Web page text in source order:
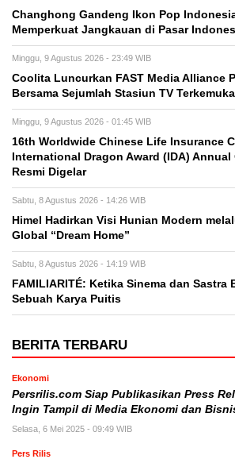
Changhong Gandeng Ikon Pop
Memperkuat Jangkauan di Pasar
Minggu, 9 Agustus 2026 - 23:49 WIB
Coolita Luncurkan FAST Media Alliance
Bersama Sejumlah Stasiun TV Terkemuka
Minggu, 9 Agustus 2026 - 01:45 WIB
16th Worldwide Chinese Life Insurance
International Dragon Award (IDA) Annual
Resmi Digelar
Sabtu, 8 Agustus 2026 - 14:26 WIB
Himel Hadirkan Visi Hunian Modern
Global “Dream Home”
Sabtu, 8 Agustus 2026 - 14:19 WIB
FAMILIARITÉ: Ketika Sinema dan Sastra
Sebuah Karya Puitis
BERITA TERBARU
Ekonomi
Persrilis.com Siap Publikasikan Press
Ingin Tampil di Media Ekonomi dan
Selasa, 6 Mei 2025 - 09:49 WIB
Pers Rilis